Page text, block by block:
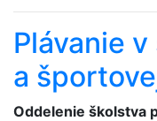
Plávanie
a
Oddelenie školstva